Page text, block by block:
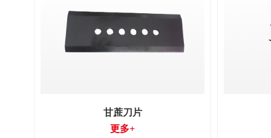
甘蔗刀片
更多+